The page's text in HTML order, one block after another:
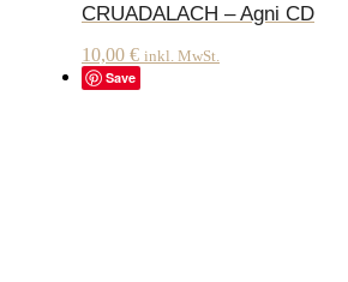
CRUADALACH – Agni CD
10,00 € inkl. MwSt.
Save